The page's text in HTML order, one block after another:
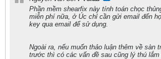
Phần mềm shearfix này tính toán chọc
miễn phí nữa, ở Úc chỉ cần gửi email đến
key qua email để sử dụng.
Ngoài ra, nếu muốn thảo luận thêm về sàn
trước thì có các vấn đề sau cũng lý thú lắm